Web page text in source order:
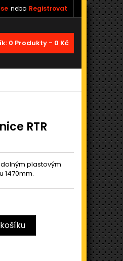
nebo Registrovat
0 Produkty - 0 Kč
RTR
plastovým
1470mm.